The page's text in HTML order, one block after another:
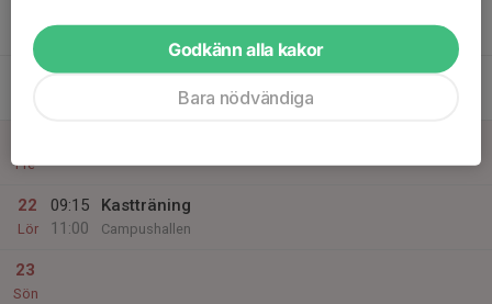
Ons
Fre
22
Lör
09:15
11:00
Kastträning
Campushallen
23
Sön
Godkänn alla kakor
Bara nödvändiga